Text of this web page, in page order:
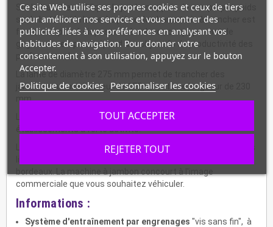
Sur le trancheur oblique, le jambon appuie de son propre poids
sur la butée et la lame. La pièce de charcuterie à trancher est
facile et rapide à disposer et à enlever, ce qui permet de
gagner du temps et répond aux objectifs de productivité des
professionnels.
La lame de diamètre 275 mm permet de trancher des
jambons sur une hauteur de 175 mm et une longueur de 230
mm.
Les trancheuses à engrenage conviennent parfaitement aux
établissements à forte activité.
Les trancheurs professionnels de la gamme Top Line ont des
commerciale que vous souhaitez véhiculer.
Informations :
Système d'entraînement par engrenages "vis sans fin", à
Ce site Web utilise ses propres cookies et ceux de tiers
pour améliorer nos services et vous montrer des
publicités liées à vos préférences en analysant vos
habitudes de navigation. Pour donner votre
consentement à son utilisation, appuyez sur le bouton
Accepter.
Politique de cookies Personnaliser les cookies
REJETER TOUT
TOUT ACCEPTER